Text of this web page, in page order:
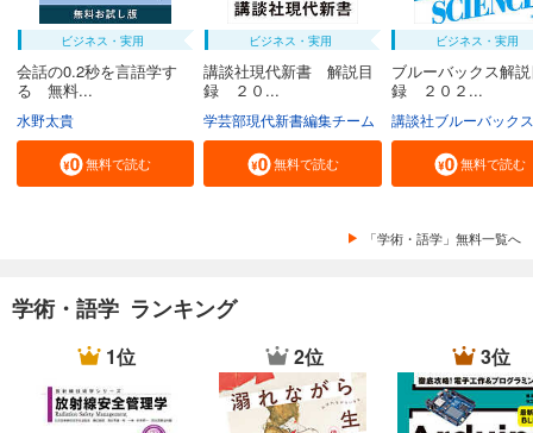
ビジネス・実用
会話の0.2秒を言語学す
る 無料...
水野太貴
無料で読む
ビジネス・実用
講談社現代新書 解説目
録 ２０...
学芸部現代新書編集チーム
無料で読む
ビジネス・実用
ブルーバックス解
録 ２０２...
講談社ブルーバックス
無料で読む
「学術・語学」無料一覧へ
学術・語学 ランキング
1位 2位 3位